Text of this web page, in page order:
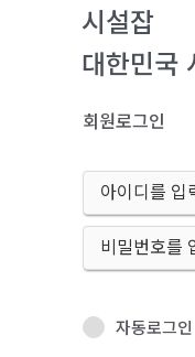
시설잡
대한민국
회원로그인
자동로그인